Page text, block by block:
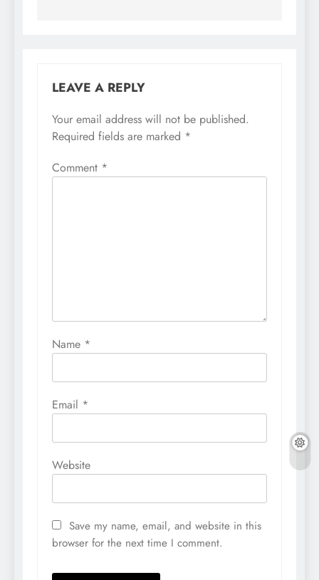
LEAVE A REPLY
Your email address will not be published.
Required fields are marked *
Comment *
Name *
Email *
Website
Save my name, email, and website in this
browser for the next time I comment.